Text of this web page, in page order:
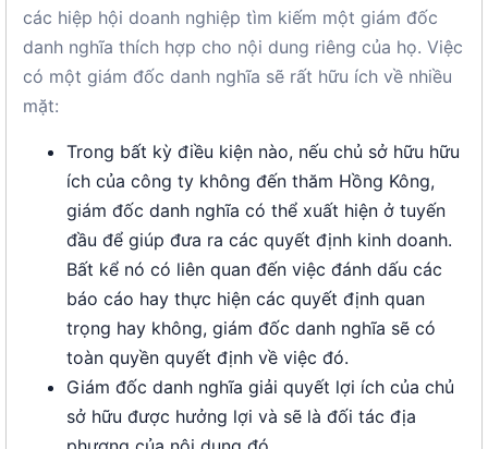
các hiệp hội doanh nghiệp tìm kiếm một giám đốc
danh nghĩa thích hợp cho nội dung riêng của họ. Việc
có một giám đốc danh nghĩa sẽ rất hữu ích về nhiều
mặt:
Trong bất kỳ điều kiện nào, nếu chủ sở hữu hữu
ích của công ty không đến thăm Hồng Kông,
giám đốc danh nghĩa có thể xuất hiện ở tuyến
đầu để giúp đưa ra các quyết định kinh doanh.
Bất kể nó có liên quan đến việc đánh dấu các
báo cáo hay thực hiện các quyết định quan
trọng hay không, giám đốc danh nghĩa sẽ có
toàn quyền quyết định về việc đó.
Giám đốc danh nghĩa giải quyết lợi ích của chủ
sở hữu được hưởng lợi và sẽ là đối tác địa